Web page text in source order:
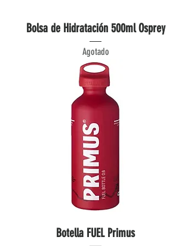
Bolsa de Hidratación 500ml Osprey
Agotado
Botella FUEL Primus